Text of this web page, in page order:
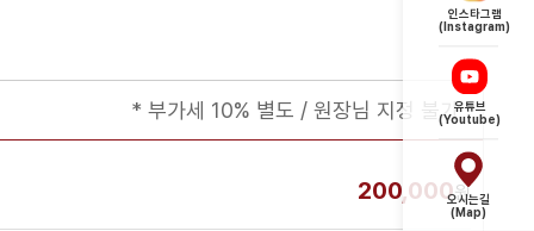
* 부가세 10% 별도 / 원장님 지정 불가
200,000원
인스타그램
(Instagram)
유튜브
(Youtube)
오시는길
(Map)